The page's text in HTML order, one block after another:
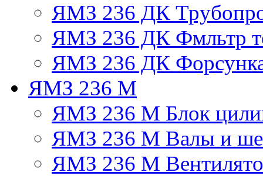
ЯМЗ 236 ДК
ЯМЗ 236 ДК Фмльтр
ЯМЗ 236 ДК
ЯМЗ 236 М
ЯМЗ 236 М Блок
ЯМЗ 236 М Валы и
ЯМЗ 236 М